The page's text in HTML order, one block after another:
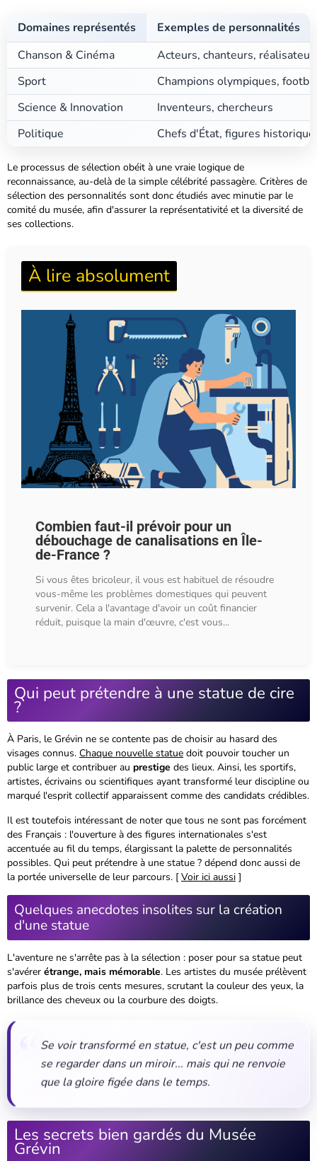
Domaines représentés
Exemples de personnalités
Chanson & Cinéma
Acteurs, chanteurs,
Sport
Champions olympiques,
Science & Innovation
Inventeurs, chercheurs
Politique
Chefs d'État, figures
Le processus de sélection obéit à une vraie logique de
reconnaissance, au-delà de la simple célébrité passagère. Critères de
sélection des personnalités sont donc étudiés avec minutie par le
comité du musée, afin d'assurer la représentativité et la diversité de
ses collections.
À lire absolument
Combien faut-il prévoir pour un
débouchage de canalisations en Île-
de-France ?
Si vous êtes bricoleur, il vous est habituel de résoudre
vous-même les problèmes domestiques qui peuvent
survenir. Cela a l'avantage d'avoir un coût financier
réduit, puisque la main d'œuvre, c'est vous...
Qui peut prétendre à une statue de cire
?
À Paris, le Grévin ne se contente pas de choisir au hasard des
visages connus. Chaque nouvelle statue doit pouvoir toucher un
public large et contribuer au prestige des lieux. Ainsi, les sportifs,
artistes, écrivains ou scientifiques ayant transformé leur discipline ou
marqué l'esprit collectif apparaissent comme des candidats crédibles.
Il est toutefois intéressant de noter que tous ne sont pas forcément
des Français : l'ouverture à des figures internationales s'est
accentuée au fil du temps, élargissant la palette de personnalités
possibles. Qui peut prétendre à une statue ? dépend donc aussi de
la portée universelle de leur parcours. [Voir ici aussi ]
Quelques anecdotes insolites sur la création
d'une statue
L'aventure ne s'arrête pas à la sélection : poser pour sa statue peut
s'avérer étrange, mais mémorable. Les artistes du musée prélèvent
parfois plus de trois cents mesures, scrutant la couleur des yeux, la
brillance des cheveux ou la courbure des doigts.
Se voir transformé en statue, c'est un peu comme
se regarder dans un miroir... mais qui ne renvoie
que la gloire figée dans le temps.
Les secrets bien gardés du Musée
Grévin